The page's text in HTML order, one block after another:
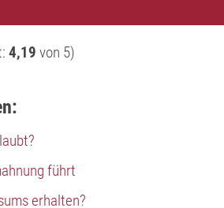
4,19 von 5)
führt
erhalten?